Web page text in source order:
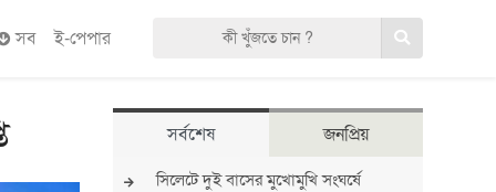
সব ই-পেপার
সর্বশেষ জনপ্রিয়
সিলেটে দুই বাসের মুখোমুখি সংঘর্ষে